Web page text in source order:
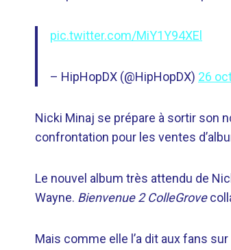
pic.twitter.com/MiY1Y94XEl
– HipHopDX (@HipHopDX) 26
Nicki Minaj se prépare à sortir son
confrontation pour les ventes
Le nouvel album très attendu de
Wayne. Bienvenue 2 ColleGrove
Mais comme elle l’a dit aux fans